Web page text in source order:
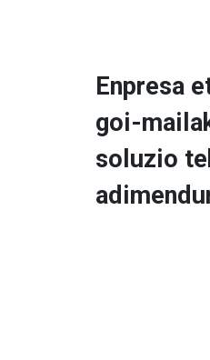
Enpresa
goi-
soluzio